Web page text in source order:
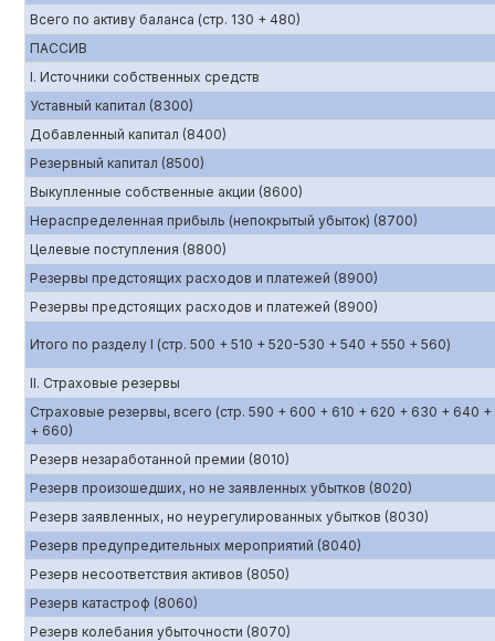
Всего по активу баланса (стр. 130 + 480)
ПАССИВ
I. Источники собственных средств
Уставный капитал (8300)
Добавленный капитал (8400)
Резервный капитал (8500)
Выкупленные собственные акции (8600)
Нераспределенная прибыль (непокрытый убыток) (8700)
Целевые поступления (8800)
Резервы предстоящих расходов и платежей (8900)
Резервы предстоящих расходов и платежей (8900)
Итого по разделу I (стр. 500 + 510 + 520-530 + 540 + 550 + 560)
II. Страховые резервы
Страховые резервы, всего (стр. 590 + 600 + 610 + 620 + 630 + 640
+ 660)
Резерв незаработанной премии (8010)
Резерв произошедших, но не заявленных убытков (8020)
Резерв заявленных, но неурегулированных убытков (8030)
Резерв предупредительных мероприятий (8040)
Резерв несоответствия активов (8050)
Резерв катастроф (8060)
Резерв колебания убыточности (8070)